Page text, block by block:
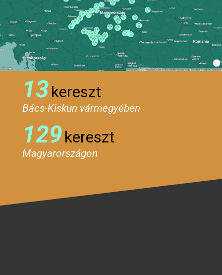
13kereszt
Bács-Kiskun vármegyében
129kereszt
Magyarországon